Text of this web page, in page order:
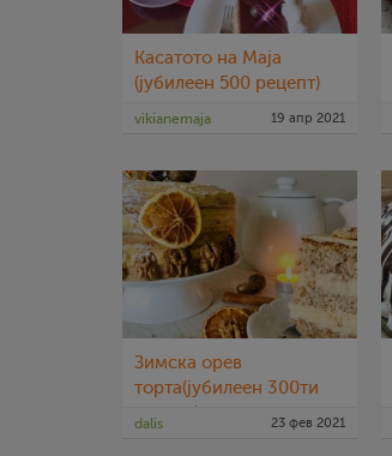
Касатото на Маја
(јубилеен 500 рецепт)
vikianemaja 19 апр 2021
Зимска орев
торта(јубилеен 300ти
рецепт)
dalis 23 фев 2021